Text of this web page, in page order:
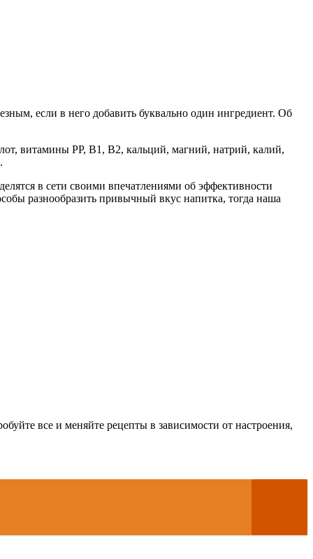
если в него добавить буквально один ингредиент. Об
витамины РР, В1, В2, кальций, магний, натрий, калий,
в сети своими впечатлениями об эффективности
разнообразить привычный вкус напитка, тогда наша
все и меняйте рецепты в зависимости от настроения,